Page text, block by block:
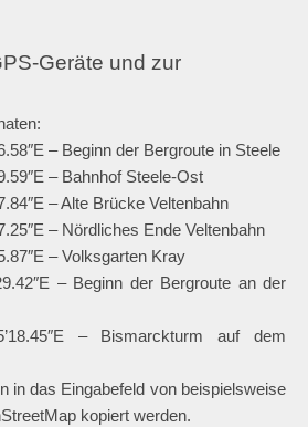
Geräte und zur
– Beginn der Bergroute in Steele
– Bahnhof Steele-Ost
– Alte Brücke Veltenbahn
– Nördliches Ende Veltenbahn
– Volksgarten Kray
– Beginn der Bergroute an der
– Bismarckturm auf dem
in das Eingabefeld von beispielsweise
kopiert werden.